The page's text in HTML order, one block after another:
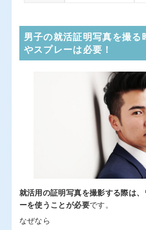
男子の就活証明写真を撮る
やスプレーは必要！
就活用の証明写真を撮影する際は
ーを使うことが必要です。
なぜなら